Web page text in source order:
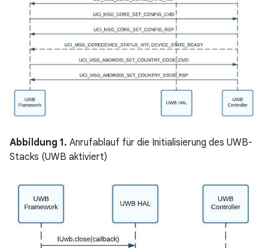
Abbildung 1. Anrufablauf für die Initialisierung des UWB-
Stacks (UWB aktiviert)